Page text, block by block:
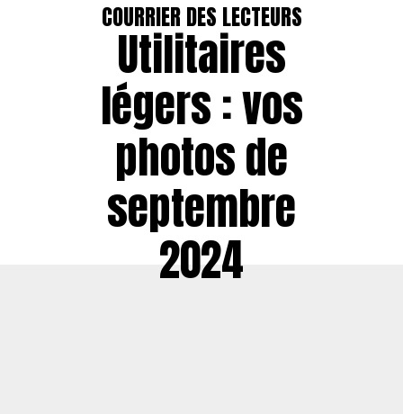
COURRIER DES LECTEURS
Utilitaires
légers : vos
photos de
septembre
2024